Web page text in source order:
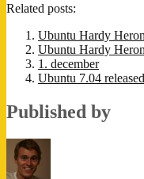
Related posts:
Ubuntu Hardy
Ubuntu Hardy
1. december
Ubuntu 7.04 released
Published by